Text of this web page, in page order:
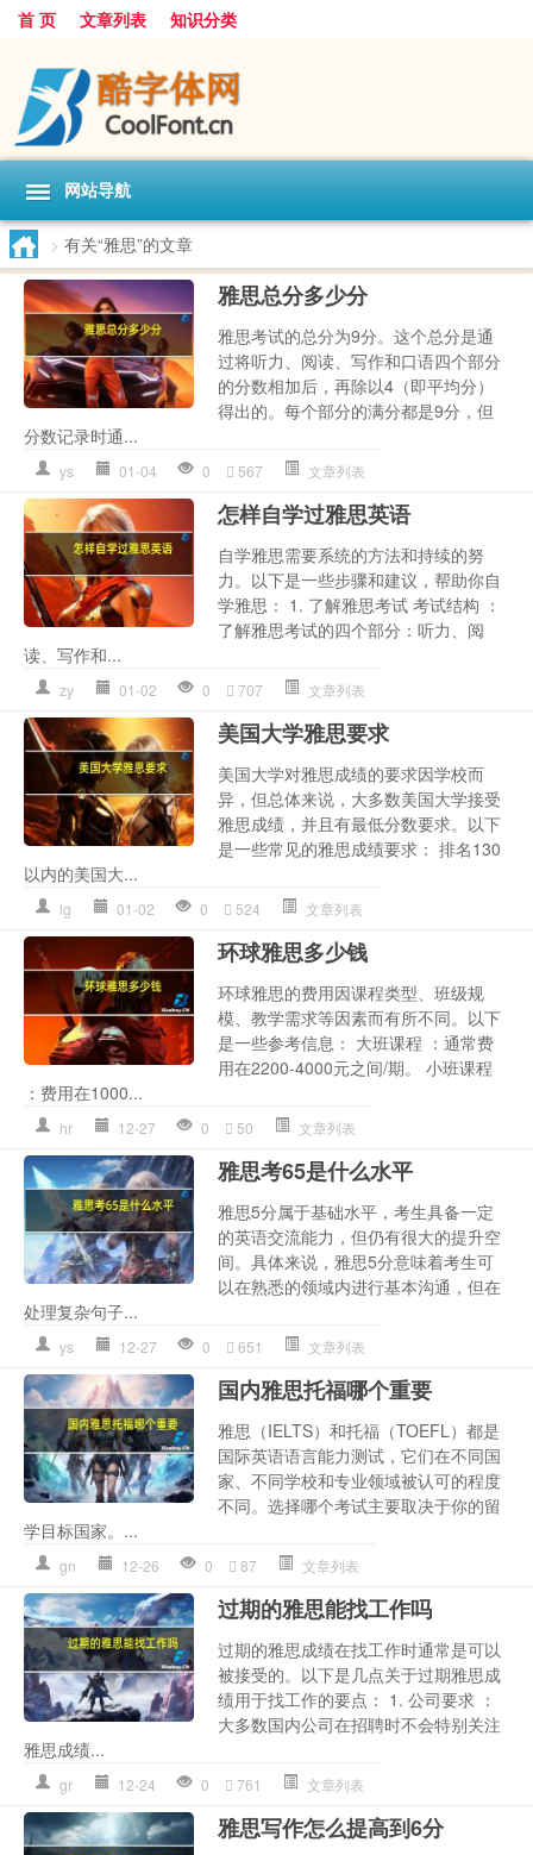
首 页 文章列表 知识分类
网站导航
> 有关“雅思”的文章
雅思总分多少分
雅思考试的总分为9分。这个总分是通
过将听力、阅读、写作和口语四个部分
的分数相加后，再除以4（即平均分）
得出的。每个部分的满分都是9分，但
分数记录时通...
ys 01-04 0 567 文章列表
怎样自学过雅思英语
自学雅思需要系统的方法和持续的努
力。以下是一些步骤和建议，帮助你自
学雅思： 1. 了解雅思考试 考试结构 ：
了解雅思考试的四个部分：听力、阅
读、写作和...
zy 01-02 0 707 文章列表
美国大学雅思要求
美国大学对雅思成绩的要求因学校而
异，但总体来说，大多数美国大学接受
雅思成绩，并且有最低分数要求。以下
是一些常见的雅思成绩要求： 排名130
以内的美国大...
lg 01-02 0 524 文章列表
环球雅思多少钱
环球雅思的费用因课程类型、班级规
模、教学需求等因素而有所不同。以下
是一些参考信息： 大班课程 ：通常费
用在2200-4000元之间/期。 小班课程
：费用在1000...
hr 12-27 0 50 文章列表
雅思考65是什么水平
雅思5分属于基础水平，考生具备一定
的英语交流能力，但仍有很大的提升空
间。具体来说，雅思5分意味着考生可
以在熟悉的领域内进行基本沟通，但在
处理复杂句子...
ys 12-27 0 651 文章列表
国内雅思托福哪个重要
雅思（IELTS）和托福（TOEFL）都是
国际英语语言能力测试，它们在不同国
家、不同学校和专业领域被认可的程度
不同。选择哪个考试主要取决于你的留
学目标国家。...
gn 12-26 0 87 文章列表
过期的雅思能找工作吗
过期的雅思成绩在找工作时通常是可以
被接受的。以下是几点关于过期雅思成
绩用于找工作的要点： 1. 公司要求 ：
大多数国内公司在招聘时不会特别关注
雅思成绩...
gr 12-24 0 761 文章列表
雅思写作怎么提高到6分